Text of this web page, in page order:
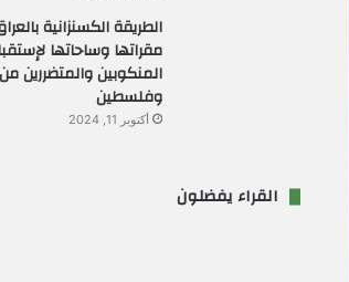
الطريقة الكسنزانية
مقراتها وساحاتها
المنكوبين والمتضررين
وفلسطين
أكتوبر 11, 2024
القراء يفضلون